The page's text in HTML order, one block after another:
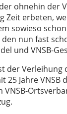
ohnehin
Zeit erbeten,
sowieso
nun fast
und VNSB-
der
25 Jahre
VNSB-